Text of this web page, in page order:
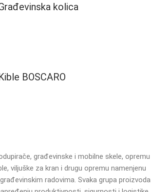
kolica
BOSCARO
građevinske i mobilne skele, opremu
viljuške za kran i drugu opremu namenjenu
radovima. Svaka grupa proizvoda